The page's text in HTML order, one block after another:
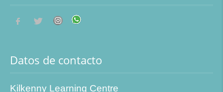
Datos de contacto
Kilkenny Learning Centre